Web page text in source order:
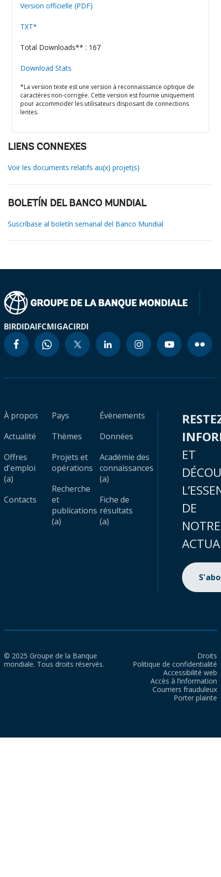
Version officielle (PDF)
TXT*
Total Downloads** : 167
Download Stats
*La version texte est une version à reconnaissance optique de
caractères non-corrigée. Cette version est fournie uniquement
pour accommoder les utilisateurs disposant de connections
lentes.
LIENS CONNEXES
Voir les documents relatifs au(x) projet(s)
BOLETÍN DEL BANCO MUNDIAL
Suscríbase al boletín semanal del Banco Mundial
BIRDIDAIFCMIGACIRDI
À propos
Actualité
Offres
d'emploi
(a)
Contacts
Pays
Thèmes
Projets et
opérations
Recherche
et
publications
(a)
Évènements
Données
Académie des
connaissances
(a)
Fiche de
résultats
(a)
ET
DE
NOTRE
© 2025 Groupe de la Banque
mondiale. Tous droits réservés.
Droits
Politique de confidentialité
Accessibilité web
Accès à l’information
Courriers frauduleux
Porter plainte